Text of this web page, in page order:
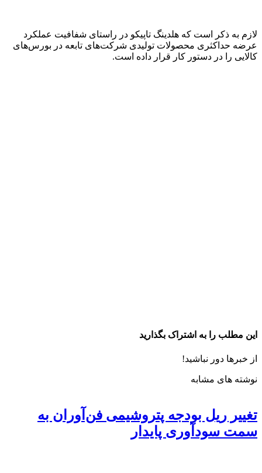
لازم به ذکر است که هلدینگ تاپیکو در راستای شفافیت عملکرد
عرضه حداکثری محصولات تولیدی شرکت‌های تابعه در بورس‌های
کالایی را در دستور کار قرار داده است.
این مطلب را به اشتراک بگذارید
از خبرها دور نباشید!
نوشته های مشابه
تغییر ریل بودجه پتروشیمی فن‌آوران به
سمت سودآوری پایدار